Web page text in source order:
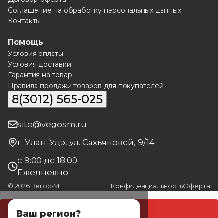
Соглашение на обработку персональных данных
Контакты
Помощь
Условия оплаты
Условия доставки
Гарантия на товар
Правила продажи товаров для покупателей
8(3012) 565-025
site@vegosm.ru
г. Улан-Удэ, ул. Сахьяновой, 9/14
с 9:00 до 18:00
Ежедневно
© 2026 Вегос-М КонфиденциальностьОферта
Ваш регион?